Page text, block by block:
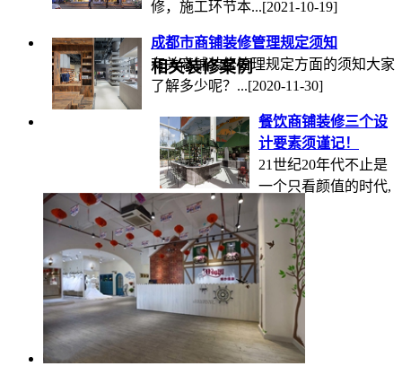
修，施工环节本...[2021-10-19]
成都市商铺装修管理规定须知
有关商铺装修管理规定方面的须知大家
了解多少呢？...[2020-11-30]
餐饮商铺装修三个设
计要素须谨记！
21世纪20年代不止是
一个只看颜值的时代,
还是... [2020-10-21]
相关装修案例